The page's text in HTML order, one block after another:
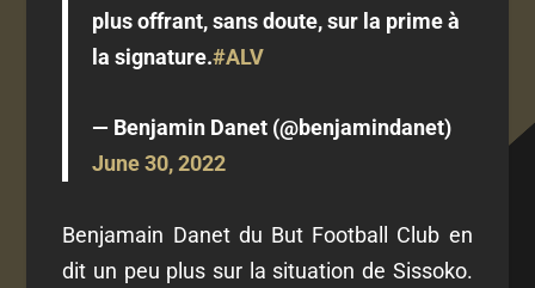
plus offrant, sans doute, sur la prime à
la signature.#ALV
— Benjamin Danet (@benjamindanet)
June 30, 2022
Benjamain Danet du But Football Club en
dit un peu plus sur la situation de Sissoko.